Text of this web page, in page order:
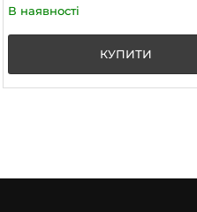
В наявності
КУПИТИ